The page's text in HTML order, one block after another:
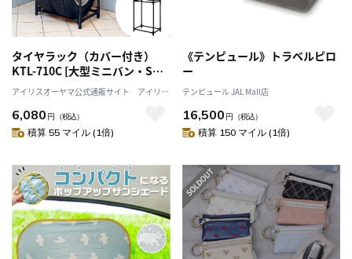
タイヤラック（カバー付き）
KTL-710C [大型ミニバン・SUV
用
アイリスオーヤマ公式通販サイト アイリス
6,080 円 （税込）
積算 55 マイル (1倍)
《テンピュール》トラベルピロ
ー
テンピュール JAL Mall店
16,500 円 （税込）
積算 150 マイル (1倍)